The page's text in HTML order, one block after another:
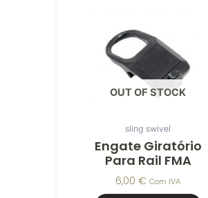
OUT OF STOCK
sling swivel
Engate Giratório
Para Rail FMA
6,00€ Com IVA